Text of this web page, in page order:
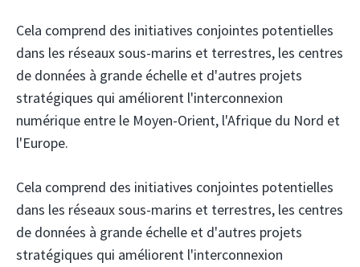
Cela comprend des initiatives conjointes potentielles
dans les réseaux sous-marins et terrestres, les centres
de données à grande échelle et d'autres projets
stratégiques qui améliorent l'interconnexion
numérique entre le Moyen-Orient, l'Afrique du Nord et
l'Europe.
Cela comprend des initiatives conjointes potentielles
dans les réseaux sous-marins et terrestres, les centres
de données à grande échelle et d'autres projets
stratégiques qui améliorent l'interconnexion